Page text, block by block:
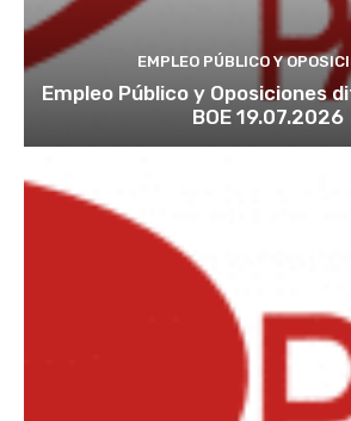
EMPLEO PÚBLICO Y
Empleo Público y Oposiciones
BOE 19.07.2026